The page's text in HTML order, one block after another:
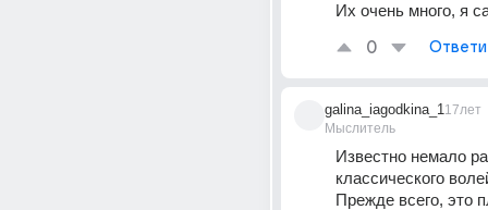
Их очень много, я
0
galina_iagodkina_1
Мыслитель
17лет
Известно немало
классического
Прежде всего, это